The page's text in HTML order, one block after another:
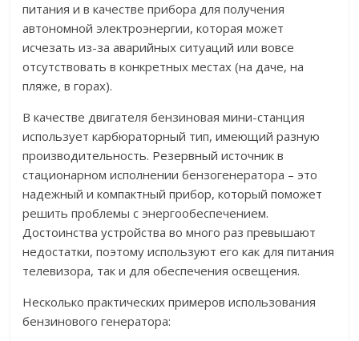
питания и в качестве прибора для получения
автономной электроэнергии, которая может
исчезать из-за аварийных ситуаций или вовсе
отсутствовать в конкретных местах (на даче, на
пляже, в горах).
В качестве двигателя бензиновая мини-станция
использует карбюраторный тип, имеющий разную
производительность. Резервный источник в
стационарном исполнении бензогенератора – это
надежный и компактный прибор, который поможет
решить проблемы с энергообеспечением.
Достоинства устройства во много раз превышают
недостатки, поэтому используют его как для питания
телевизора, так и для обеспечения освещения.
Несколько практических примеров использования
бензинового генератора: